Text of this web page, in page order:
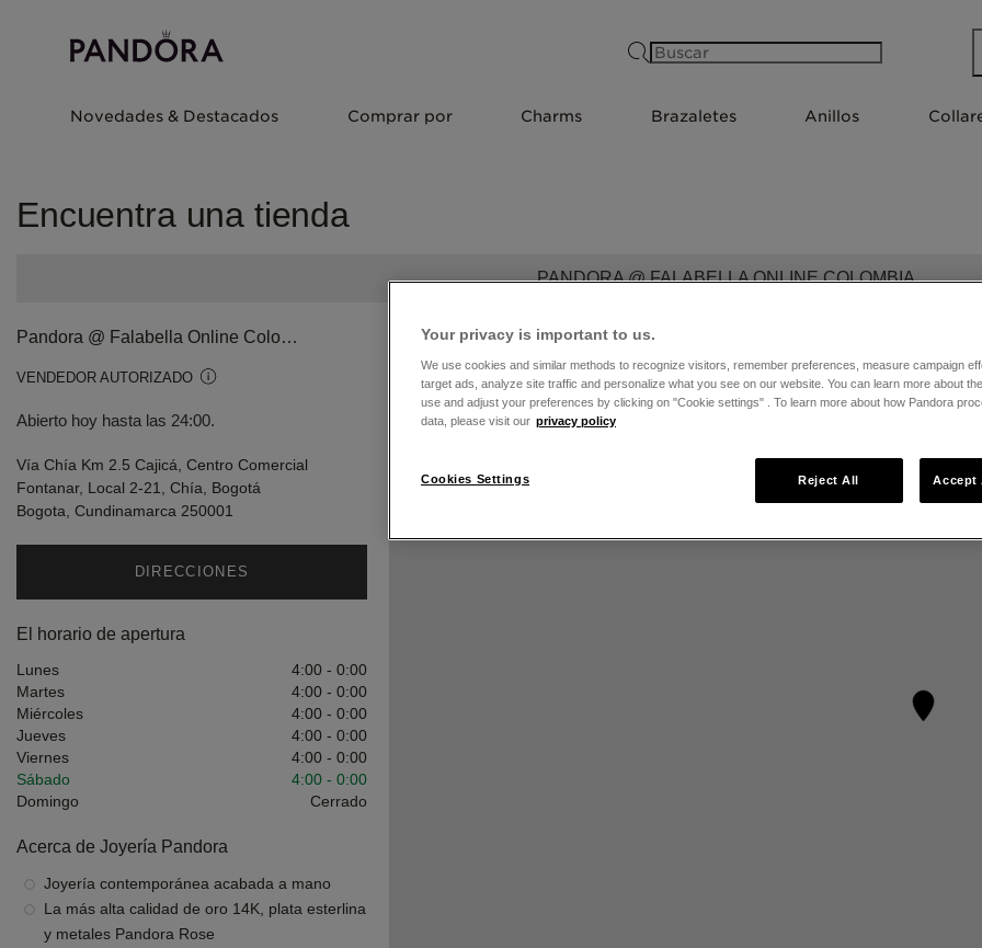
Novedades & Destacados Comprar por Charms Brazaletes Anillos
Encuentra una tienda
PANDORA @ FALABELLA ONLINE COLOMBIA
Pandora @ Falabella Online Colombia
VENDEDOR AUTORIZADO
Abierto hoy hasta las 24:00.
Vía Chía Km 2.5 Cajicá, Centro Comercial
Fontanar, Local 2-21, Chía, Bogotá
Bogota, Cundinamarca 250001
DIRECCIONES
El horario de apertura
Lunes 4:00 - 0:00
Martes
4:00 - 0:00
Miércoles
4:00 - 0:00
Jueves
4:00 - 0:00
Viernes
4:00 - 0:00
Sábado
4:00 - 0:00
Domingo
Cerrado
Acerca de Joyería Pandora
Joyería contemporánea acabada a mano
La más alta calidad de oro 14K, plata esterlina
y metales Pandora Rose
Your privacy is important to us.
We use cookies and similar methods to recognize visitors, remember preferences, measure campaign
target ads, analyze site traffic and personalize what you see on our website. You can learn more about
use and adjust your preferences by clicking on "Cookie settings" . To learn more about how Pandora
data, please visit our privacy policy
Cookies Settings Reject All Accept